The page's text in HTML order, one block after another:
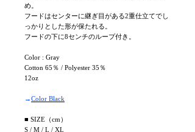
め。
フードはセンターに継ぎ目がある2重仕立てでし
っかりとした形が保たれる。
フードの下に8センチのループ付き。
Color : Gray
Cotton 65％ / Polyester 35％
12oz
→Color Black
■ SIZE（cm）
S / M / L / XL